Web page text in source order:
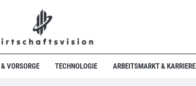
VORSORGE TECHNOLOGIE ARBEITSMARKT & KARRIERE